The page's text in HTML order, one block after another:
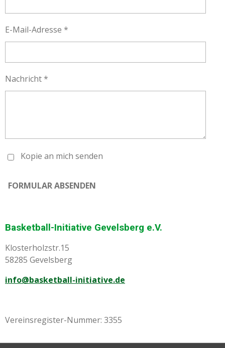
E-Mail-Adresse *
Nachricht *
Kopie an mich senden
FORMULAR ABSENDEN
Basketball-Initiative Gevelsberg e.V.
Klosterholzstr.15
58285 Gevelsberg
info@basketball-initiative.de
Vereinsregister-Nummer: 3355